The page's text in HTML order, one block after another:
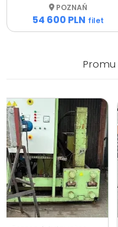
POZNAŃ
54 600 PLN filet
Promu